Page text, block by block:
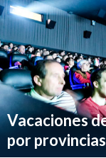
Vacaciones
por provincias